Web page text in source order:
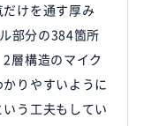
けを通す厚み
部分の384箇所
層構造のマイク
りやすいように
う工夫もしてい